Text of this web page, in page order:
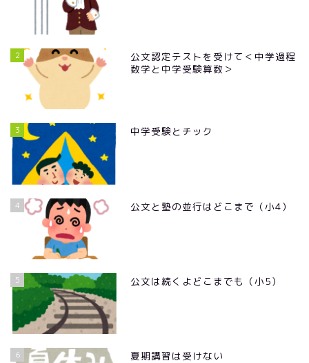
2
公文認定テストを受けて＜中学過程
数学と中学受験算数＞
3 中学受験とチック
4 公文と塾の並行はどこまで（小4）
5 公文は続くよどこまでも（小5）
6 夏期講習は受けない